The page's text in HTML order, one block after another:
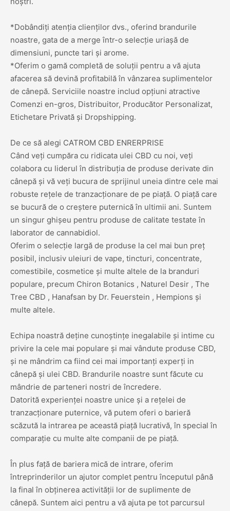
*Dobândiți atenția clienților dvs., oferind brandurile
noastre, gata de a merge într-o selecție uriașă de
dimensiuni, puncte tari și arome.
*Oferim o gamă completă de soluții pentru a vă ajuta
afacerea să devină profitabilă în vânzarea suplimentelor
de cânepă. Serviciile noastre includ opțiuni atractive
Comenzi en-gros, Distribuitor, Producător Personalizat,
Etichetare Privată și Dropshipping.
De ce să alegi CATROM CBD ENRERPRISE
Când veți cumpăra cu ridicata ulei CBD cu noi, veți
colabora cu liderul în distribuția de produse derivate din
cânepă și vă veți bucura de sprijinul uneia dintre cele mai
robuste rețele de tranzacționare de pe piață. O piață care
se bucură de o creștere puternică în ultimii ani. Suntem
un singur ghișeu pentru produse de calitate testate în
laborator de cannabidiol.
Oferim o selecție largă de produse la cel mai bun preț
posibil, inclusiv uleiuri de vape, tincturi, concentrate,
comestibile, cosmetice și multe altele de la branduri
populare, precum Chiron Botanics , Naturel Desir , The
Tree CBD , Hanafsan by Dr. Feuerstein , Hempions și
multe altele.
Echipa noastră deține cunoștințe inegalabile și intime cu
privire la cele mai populare și mai vândute produse CBD,
și ne mândrim ca fiind cei mai importanți experți in
cânepă și ulei CBD. Brandurile noastre sunt făcute cu
mândrie de parteneri nostri de încredere.
Datorită experienței noastre unice și a rețelei de
tranzacționare puternice, vă putem oferi o barieră
scăzută la intrarea pe această piață lucrativă, în special în
comparație cu multe alte companii de pe piață.
În plus față de bariera mică de intrare, oferim
întreprinderilor un ajutor complet pentru începutul până
la final în obținerea activității lor de suplimente de
cânepă. Suntem aici pentru a vă ajuta pe tot parcursul